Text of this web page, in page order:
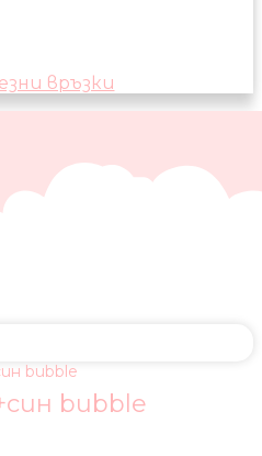
връзки
bubble
bubble